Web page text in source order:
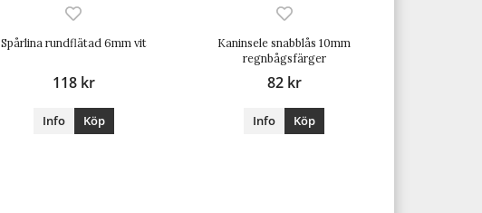
Spårlina rundflätad 6mm vit
118 kr
Info Köp
Kaninsele snabblås 10mm
regnbågsfärger
82 kr
Info Köp